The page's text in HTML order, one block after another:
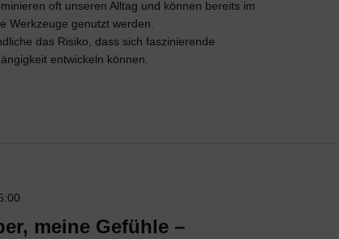
oft unseren Alltag und können bereits im
Werkzeuge genutzt werden.
das Risiko, dass sich faszinierende
entwickeln können.
meine Gefühle –